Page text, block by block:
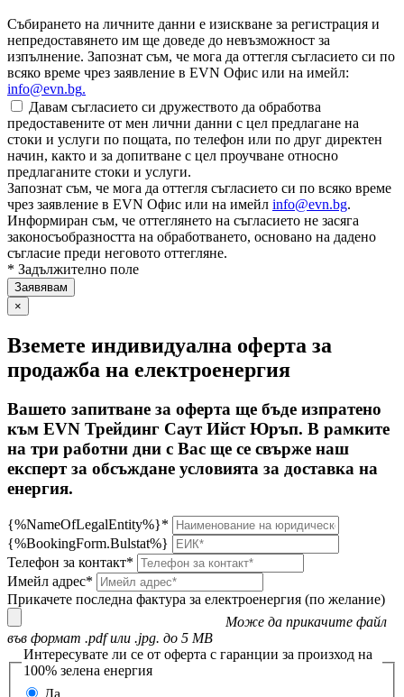
Събирането на личните данни е изискване за регистрация и
непредоставянето им ще доведе до невъзможност за
изпълнение. Запознат съм, че мога да оттегля съгласието си по
всяко време чрез заявление в EVN Офис или на имейл:
info@evn.bg.
Давам съгласието си дружеството да обработва
предоставените от мен лични данни с цел предлагане на
стоки и услуги по пощата, по телефон или по друг директен
начин, както и за допитване с цел проучване относно
предлаганите стоки и услуги.
Запознат съм, че мога да оттегля съгласието си по всяко време
чрез заявление в EVN Офис или на имейл info@evn.bg.
Информиран съм, че оттеглянето на съгласието не засяга
законосъобразността на обработването, основано на дадено
съгласие преди неговото оттегляне.
* Задължително поле
×
Вземете индивидуална оферта за
продажба на електроенергия
Вашето запитване за оферта ще бъде изпратено
към EVN Трейдинг Саут Ийст Юръп. В рамките
на три работни дни с Вас ще се свърже наш
експерт за обсъждане условията за доставка на
енергия.
{%NameOfLegalEntity%}*
{%BookingForm.Bulstat%}
Телефон за контакт*
Имейл адрес*
Прикачете последна фактура за електроенергия (по желание)
Може да прикачите файл
във формат .pdf или .jpg. до 5 MB
Интересувате ли се от оферта с гаранции за произход на
100% зелена енергия
Да